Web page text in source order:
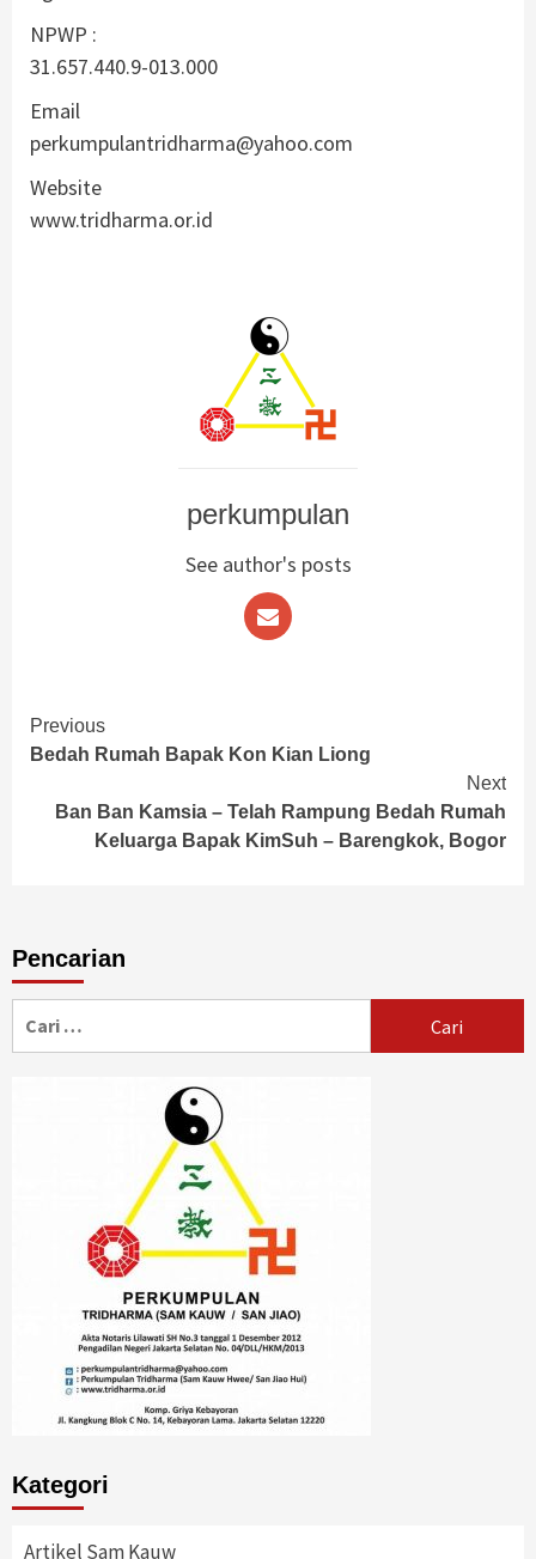
NPWP :
31.657.440.9-013.000
Email
perkumpulantridharma@yahoo.com
Website
www.tridharma.or.id
perkumpulan
See author's posts
Continue
Reading
Previous
Bedah Rumah Bapak Kon Kian Liong
Next
Ban Ban Kamsia – Telah Rampung Bedah Rumah
Keluarga Bapak KimSuh – Barengkok, Bogor
Pencarian
Kategori
Artikel Sam Kauw